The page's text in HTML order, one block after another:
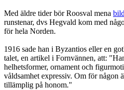
Med äldre tider bör Roosval mena
runstenar, dvs Hegvald kom med
för hela Norden.
1916 sade han i Byzantios eller en
talet, en artikel i Fornvännen, att:
helhetsformer, ornament och
våldsamhet expressiv. Om för någon
tillämplig på honom."